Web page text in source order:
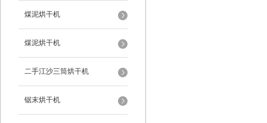
煤泥烘干机
煤泥烘干机
二手江沙三筒烘干机
锯末烘干机